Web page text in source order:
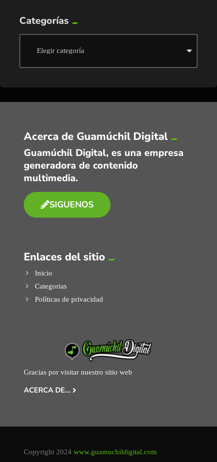
Categorías
Acerca de Guamúchil Digital
Guamúchil Digital, es una empresa
generadora de contenido
multimedia.
SIGUENOS
Enlaces del sitio
Inicio
Categorias
Políticas de privacidad
Gracias por visitar nuestro sitio web
ACERCA DE...
Copyright 2024 www.guamuchildigital.com